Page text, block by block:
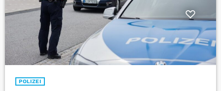
POLIZEI